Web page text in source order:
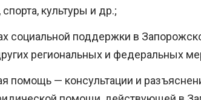
культуры и др.;
социальной поддержки в
региональных и федеральных
помощь — консультации и